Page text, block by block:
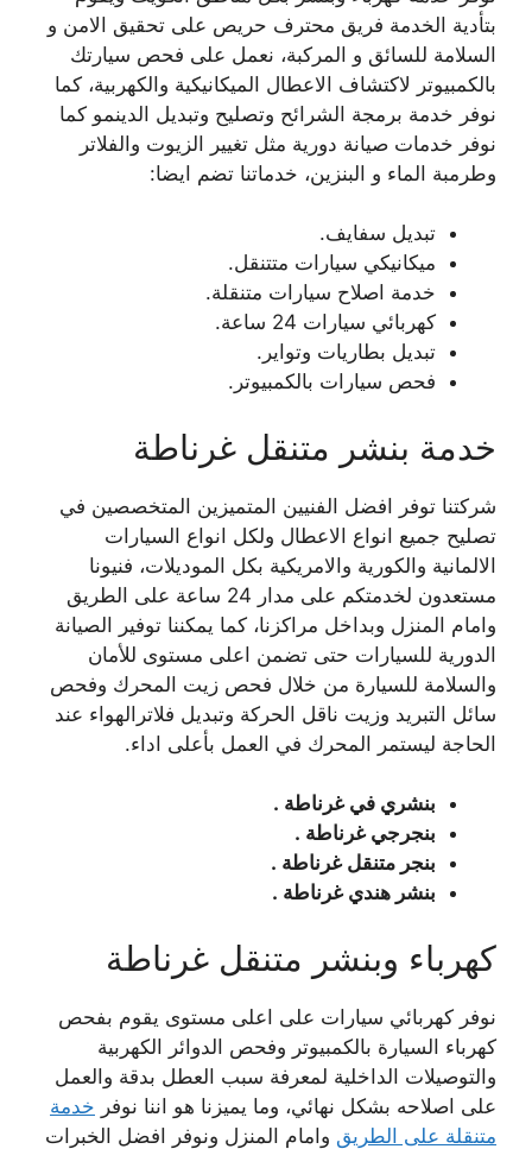
بتأدية الخدمة فريق محترف حريص على تحقيق الامن و
السلامة للسائق و المركبة، نعمل على فحص سيارتك
بالكمبيوتر لاكتشاف الاعطال الميكانيكية والكهربية، كما
نوفر خدمة برمجة الشرائح وتصليح وتبديل الدينمو كما
نوفر خدمات صيانة دورية مثل تغيير الزيوت والفلاتر
وطرمبة الماء و البنزين، خدماتنا تضم ايضا:
تبديل سفايف.
ميكانيكي سيارات متتنقل.
خدمة اصلاح سيارات متنقلة.
كهربائي سيارات 24 ساعة.
تبديل بطاريات وتواير.
فحص سيارات بالكمبيوتر.
خدمة بنشر متنقل غرناطة
شركتنا توفر افضل الفنيين المتميزين المتخصصين في
تصليح جميع انواع الاعطال ولكل انواع السيارات
الالمانية والكورية والامريكية بكل الموديلات، فنيونا
مستعدون لخدمتكم على مدار 24 ساعة على الطريق
وامام المنزل وبداخل مراكزنا، كما يمكننا توفير الصيانة
الدورية للسيارات حتى تضمن اعلى مستوى للأمان
والسلامة للسيارة من خلال فحص زيت المحرك وفحص
سائل التبريد وزيت ناقل الحركة وتبديل فلاترالهواء عند
الحاجة ليستمر المحرك في العمل بأعلى اداء.
بنشري في غرناطة .
بنجرجي غرناطة .
بنجر متنقل غرناطة .
بنشر هندي غرناطة .
كهرباء وبنشر متنقل غرناطة
نوفر كهربائي سيارات على اعلى مستوى يقوم بفحص
كهرباء السيارة بالكمبيوتر وفحص الدوائر الكهربية
والتوصيلات الداخلية لمعرفة سبب العطل بدقة والعمل
على اصلاحه بشكل نهائي، وما يميزنا هو اننا نوفر خدمة
متنقلة على الطريق وامام المنزل ونوفر افضل الخبرات